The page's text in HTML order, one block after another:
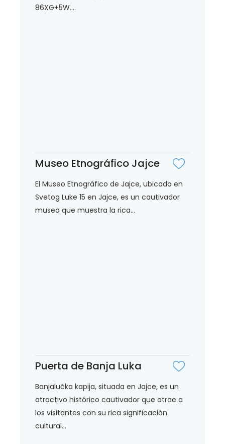
86XG+5W....
Museo Etnográfico Jajce
El Museo Etnográfico de Jajce, ubicado en
Svetog Luke 15 en Jajce, es un cautivador
museo que muestra la rica...
Puerta de Banja Luka
Banjalučka kapija, situada en Jajce, es un
atractivo histórico cautivador que atrae a
los visitantes con su rica significación
cultural...